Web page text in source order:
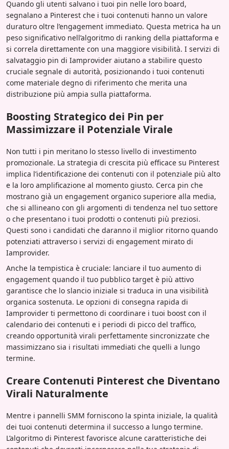
Quando gli utenti salvano i tuoi pin nelle loro board,
segnalano a Pinterest che i tuoi contenuti hanno un valore
duraturo oltre l’engagement immediato. Questa metrica ha un
peso significativo nell’algoritmo di ranking della piattaforma e
si correla direttamente con una maggiore visibilità. I servizi di
salvataggio pin di Iamprovider aiutano a stabilire questo
cruciale segnale di autorità, posizionando i tuoi contenuti
come materiale degno di riferimento che merita una
distribuzione più ampia sulla piattaforma.
Boosting Strategico dei Pin per
Massimizzare il Potenziale Virale
Non tutti i pin meritano lo stesso livello di investimento
promozionale. La strategia di crescita più efficace su Pinterest
implica l’identificazione dei contenuti con il potenziale più alto
e la loro amplificazione al momento giusto. Cerca pin che
mostrano già un engagement organico superiore alla media,
che si allineano con gli argomenti di tendenza nel tuo settore
o che presentano i tuoi prodotti o contenuti più preziosi.
Questi sono i candidati che daranno il miglior ritorno quando
potenziati attraverso i servizi di engagement mirato di
Iamprovider.
Anche la tempistica è cruciale: lanciare il tuo aumento di
engagement quando il tuo pubblico target è più attivo
garantisce che lo slancio iniziale si traduca in una visibilità
organica sostenuta. Le opzioni di consegna rapida di
Iamprovider ti permettono di coordinare i tuoi boost con il
calendario dei contenuti e i periodi di picco del traffico,
creando opportunità virali perfettamente sincronizzate che
massimizzano sia i risultati immediati che quelli a lungo
termine.
Creare Contenuti Pinterest che Diventano
Virali Naturalmente
Mentre i pannelli SMM forniscono la spinta iniziale, la qualità
dei tuoi contenuti determina il successo a lungo termine.
L’algoritmo di Pinterest favorisce alcune caratteristiche dei